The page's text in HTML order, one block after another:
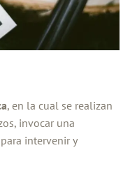
, en la cual se realizan
invocar una
intervenir y